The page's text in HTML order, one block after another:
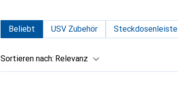
Beliebt USV Zubehör Steckdosenleiste
Sortieren nach: Relevanz